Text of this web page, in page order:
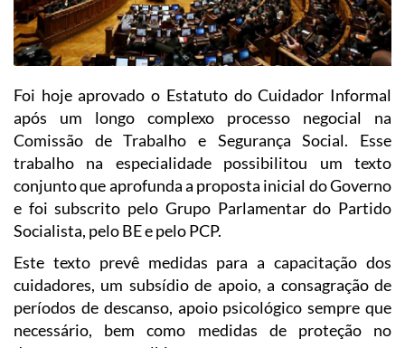
Foi hoje aprovado o Estatuto do Cuidador Informal
após um longo complexo processo negocial na
Comissão de Trabalho e Segurança Social. Esse
trabalho na especialidade possibilitou um texto
conjunto que aprofunda a proposta inicial do Governo
e foi subscrito pelo Grupo Parlamentar do Partido
Socialista, pelo BE e pelo PCP.
Este texto prevê medidas para a capacitação dos
cuidadores, um subsídio de apoio, a consagração de
períodos de descanso, apoio psicológico sempre que
necessário, bem como medidas de proteção no